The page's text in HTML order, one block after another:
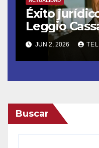
Éxito
Leggio
JUN 2, 2026
Buscar